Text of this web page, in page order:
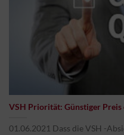
VSH Priorität: Günstiger
01.06.2021 Dass die VSH -